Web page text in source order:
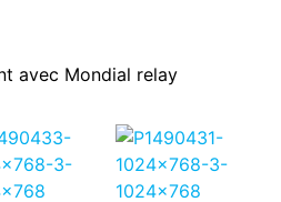
avec Mondial relay